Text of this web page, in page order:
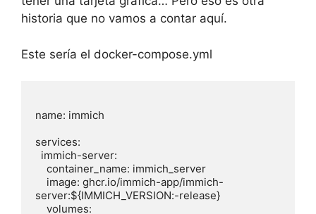
historia que no vamos a contar aquí.
Este sería el docker-compose.yml
name: immich
services:
server:${IMMICH_VERSION:-release}